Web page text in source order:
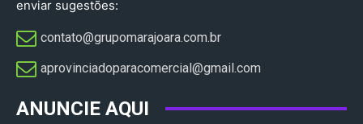
enviar sugestões:
contato@grupomarajoara.com.br
aprovinciadoparacomercial@gmail.com​
ANUNCIE AQUI